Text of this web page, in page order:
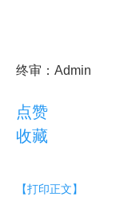
终审：Admin
点赞
收藏
【打印正文】